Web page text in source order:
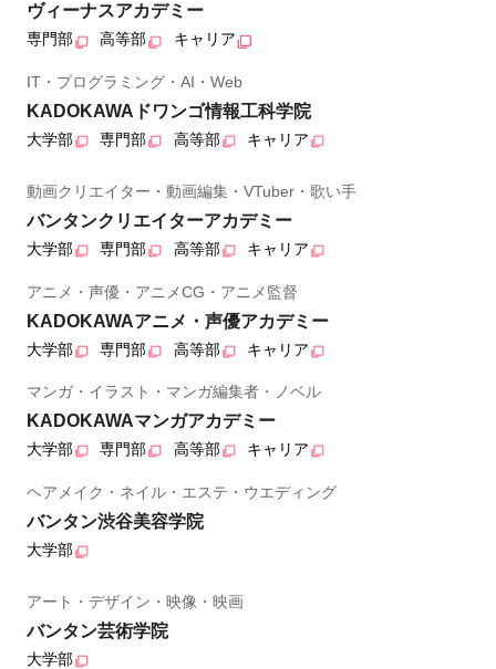
ヴィーナスアカデミー
専門部 高等部 キャリア
IT・プログラミング・AI・Web
KADOKAWAドワンゴ情報工科学院
大学部 専門部 高等部 キャリア
動画クリエイター・動画編集・VTuber・歌い手
バンタンクリエイターアカデミー
大学部 専門部 高等部 キャリア
アニメ・声優・アニメCG・アニメ監督
KADOKAWAアニメ・声優アカデミー
大学部 専門部 高等部 キャリア
マンガ・イラスト・マンガ編集者・ノベル
KADOKAWAマンガアカデミー
大学部 専門部 高等部 キャリア
ヘアメイク・ネイル・エステ・ウエディング
バンタン渋谷美容学院
大学部
アート・デザイン・映像・映画
バンタン芸術学院
大学部